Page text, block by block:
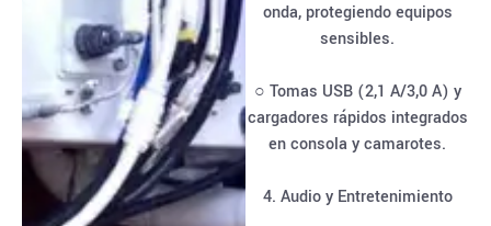
onda, protegiendo equipos
sensibles.
○ Tomas USB (2,1 A/3,0 A) y
cargadores rápidos integrados
en consola y camarotes.
4. Audio y Entretenimiento